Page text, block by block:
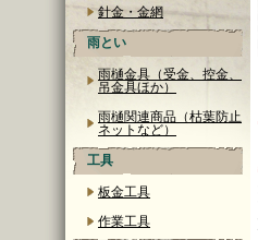
針金・金網
雨とい
雨樋金具（受金、控金、
吊金具ほか）
雨樋関連商品（枯葉防止
ネットなど）
工具
板金工具
作業工具